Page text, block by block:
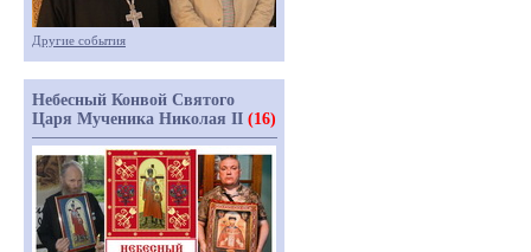
Другие события
Небесный Конвой Святого
Царя Мученика Николая II (16)